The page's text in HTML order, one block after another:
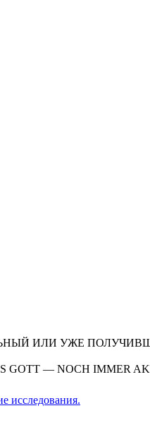
ИЛИ УЖЕ
GOTT — NOCH IMMER
исследования.